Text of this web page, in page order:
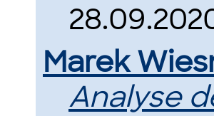
Marek
Analyse